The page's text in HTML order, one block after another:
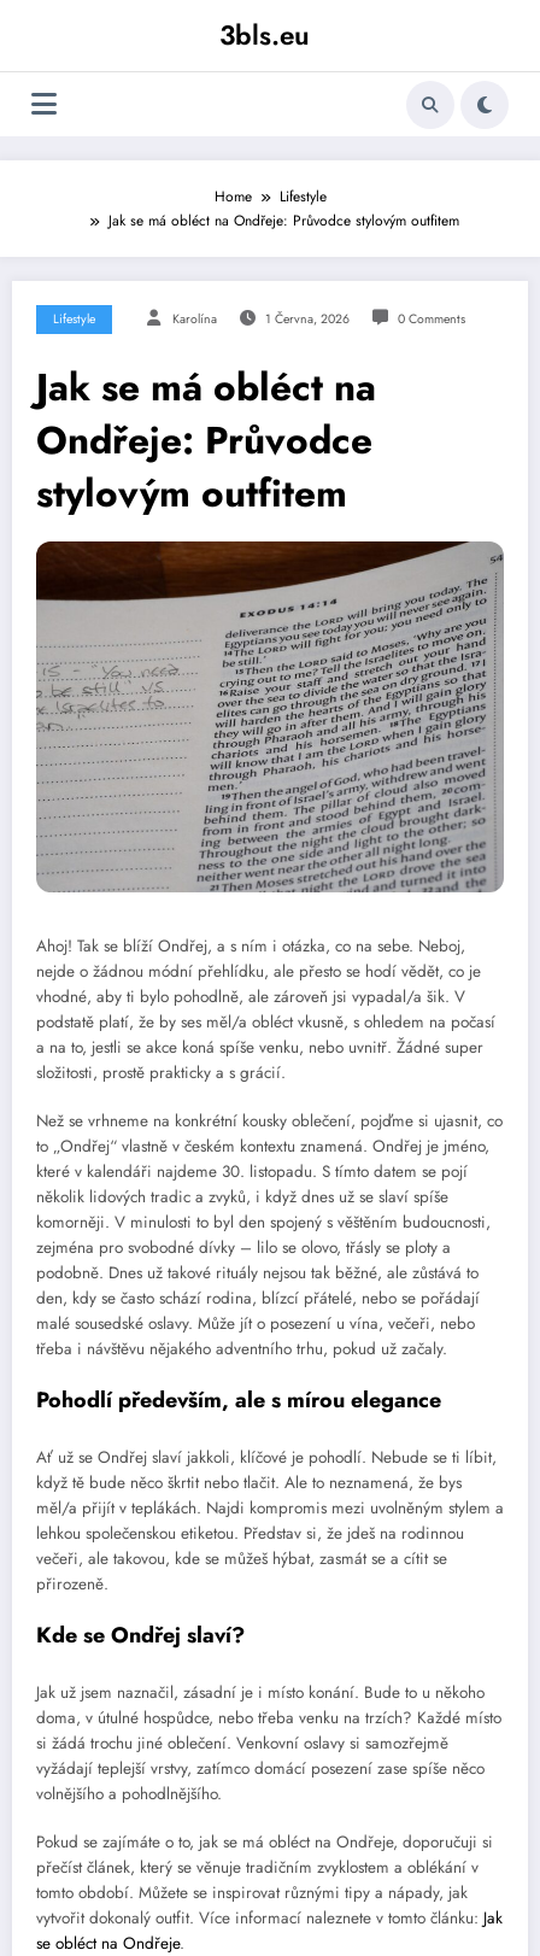
3bls.eu
Home
Lifestyle
Jak se má obléct na Ondřeje: Průvodce stylovým outfitem
Lifestyle Karolína 1 Června, 2026 0 Comments
Jak se má obléct na
Ondřeje: Průvodce
stylovým outfitem
Ahoj! Tak se blíží Ondřej, a s ním i otázka, co na sebe. Neboj,
nejde o žádnou módní přehlídku, ale přesto se hodí vědět, co je
vhodné, aby ti bylo pohodlně, ale zároveň jsi vypadal/a šik. V
podstatě platí, že by ses měl/a obléct vkusně, s ohledem na počasí
a na to, jestli se akce koná spíše venku, nebo uvnitř. Žádné super
složitosti, prostě prakticky a s grácií.
Než se vrhneme na konkrétní kousky oblečení, pojďme si ujasnit, co
to „Ondřej“ vlastně v českém kontextu znamená. Ondřej je jméno,
které v kalendáři najdeme 30. listopadu. S tímto datem se pojí
několik lidových tradic a zvyků, i když dnes už se slaví spíše
komorněji. V minulosti to byl den spojený s věštěním budoucnosti,
zejména pro svobodné dívky – lilo se olovo, třásly se ploty a
podobně. Dnes už takové rituály nejsou tak běžné, ale zůstává to
den, kdy se často schází rodina, blízcí přátelé, nebo se pořádají
malé sousedské oslavy. Může jít o posezení u vína, večeři, nebo
třeba i návštěvu nějakého adventního trhu, pokud už začaly.
Pohodlí především, ale s mírou elegance
Ať už se Ondřej slaví jakkoli, klíčové je pohodlí. Nebude se ti líbit,
když tě bude něco škrtit nebo tlačit. Ale to neznamená, že bys
měl/a přijít v teplákách. Najdi kompromis mezi uvolněným stylem a
lehkou společenskou etiketou. Představ si, že jdeš na rodinnou
večeři, ale takovou, kde se můžeš hýbat, zasmát se a cítit se
přirozeně.
Kde se Ondřej slaví?
Jak už jsem naznačil, zásadní je i místo konání. Bude to u někoho
doma, v útulné hospůdce, nebo třeba venku na trzích? Každé místo
si žádá trochu jiné oblečení. Venkovní oslavy si samozřejmě
vyžádají teplejší vrstvy, zatímco domácí posezení zase spíše něco
volnějšího a pohodlnějšího.
Pokud se zajímáte o to, jak se má obléct na Ondřeje, doporučuji si
přečíst článek, který se věnuje tradičním zvyklostem a oblékání v
tomto období. Můžete se inspirovat různými tipy a nápady, jak
vytvořit dokonalý outfit. Více informací naleznete v tomto článku: Jak
se obléct na Ondřeje.